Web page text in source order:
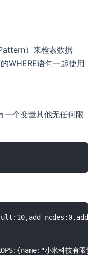
）来检索数据
WHERE语句一起使用
一个变量其他无任何限
nodes:0,add
小米科技有限